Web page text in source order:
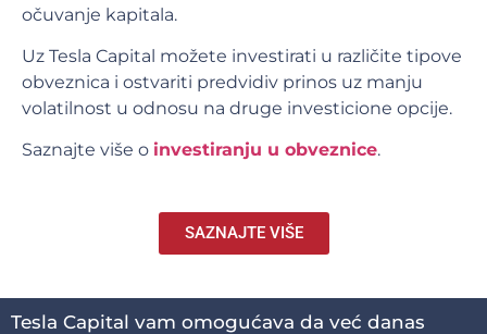
očuvanje kapitala.
Uz Tesla Capital možete investirati u različite tipove
obveznica i ostvariti predvidiv prinos uz manju
volatilnost u odnosu na druge investicione opcije.
Saznajte više o investiranju u obveznice.
SAZNAJTE VIŠE
Tesla Capital vam omogućava da već danas